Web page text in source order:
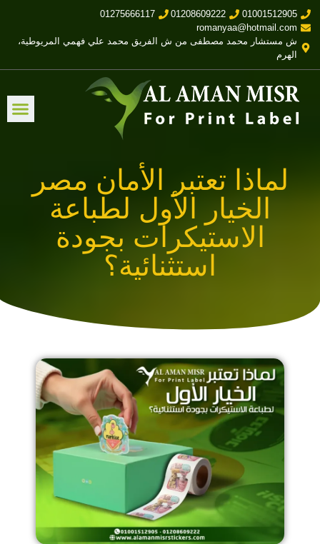
01001512905
01208609222
01275666117
romanyaa@hotmail.com
ش مستشار محمد مصطفى من ش الفريق محمد علي فهمي المريوطية،
الهرم
لماذا تعتبر الأمان مصر
الخيار الأول لطباعة
الاستيكرات بجودة
استثنائية؟